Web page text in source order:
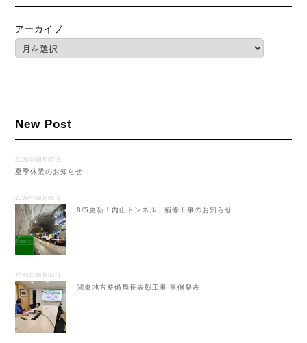
アーカイブ
New Post
2026年08月07日
夏季休業のお知らせ
2026年08月05日
8/5更新！内山トンネル 補修工事のお知らせ
2026年08月04日
関東地方整備局長表彰工事 事例発表